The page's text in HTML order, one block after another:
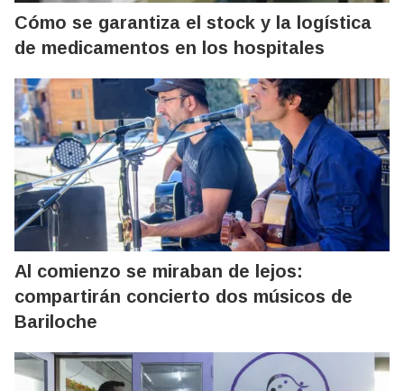
Cómo se garantiza el stock y la logística
de medicamentos en los hospitales
Al comienzo se miraban de lejos:
compartirán concierto dos músicos de
Bariloche